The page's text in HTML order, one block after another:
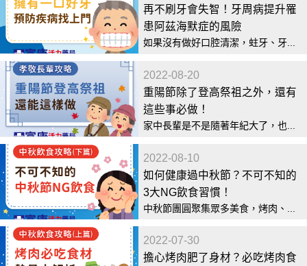
再不刷牙會失智！牙周病提升罹
患阿茲海默症的風險
如果沒有做好口腔清潔，蛀牙、牙...
2022-08-20
重陽節除了登高祭祖之外，還有
這些事必做！
家中長輩是不是隨著年紀大了，也...
2022-08-10
如何健康過中秋節？不可不知的
3大NG飲食習慣！
中秋節團圓聚集眾多美食，烤肉、...
2022-07-30
擔心烤肉肥了身材？必吃烤肉食